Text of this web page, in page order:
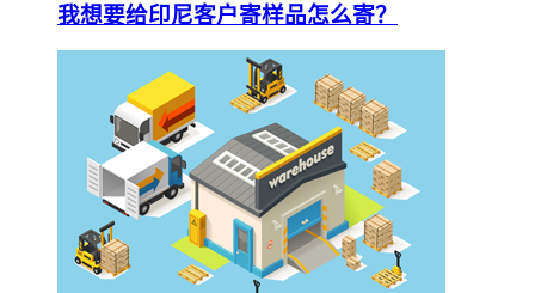
我想要给印尼客户寄样品怎么寄？